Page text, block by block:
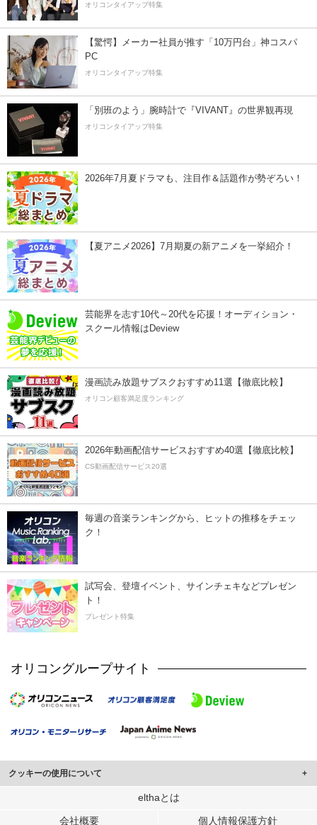
オリコンタイアップ特集
【驚愕】メーカー社員が推す「10万円台」神コスパ
PC
オリコンタイアップ特集
「別班のよう」腕時計で『VIVANT』の世界観再現
オリコンタイアップ特集
2026年7月夏ドラマも、注目作＆話題作が勢ぞろい！
【夏アニメ2026】7月期夏の新アニメを一挙紹介！
芸能界を志す10代～20代を応援！オーディション・
スクール情報はDeview
漫画読み放題サブスクおすすめ11選【徹底比較】
オリコン顧客満足度ランキング
2026年動画配信サービスおすすめ40選【徹底比較】
CS動画配信サービス20選
毎週の音楽ランキングから、ヒットの推移をチェッ
ク！
試写会、登壇イベント、サインチェキなどプレゼン
ト！
プレゼント特集
オリコングループサイト
クッキーの使用について
このサイトでは Cookie を使用して、ユーザーに合わせたコンテンツや広告の
行っています。
elthaとは
会社概要 個人情報保護方針